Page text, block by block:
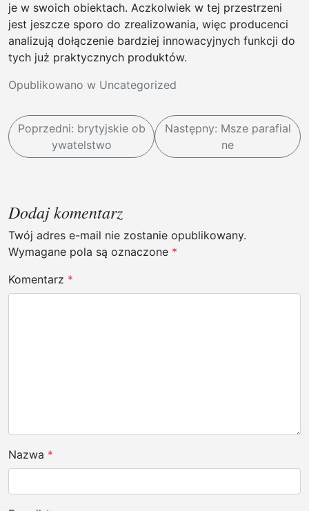
je w swoich obiektach. Aczkolwiek w tej przestrzeni
jest jeszcze sporo do zrealizowania, więc producenci
analizują dołączenie bardziej innowacyjnych funkcji do
tych już praktycznych produktów.
Opublikowano w Uncategorized
N
a
g
a
c
j
a
Poprzedni: brytyjskie ob
ywatelstwo
Następny: Msze parafial
ne
Dodaj komentarz
Twój adres e-mail nie zostanie opublikowany.
Wymagane pola są oznaczone *
Komentarz *
Nazwa *